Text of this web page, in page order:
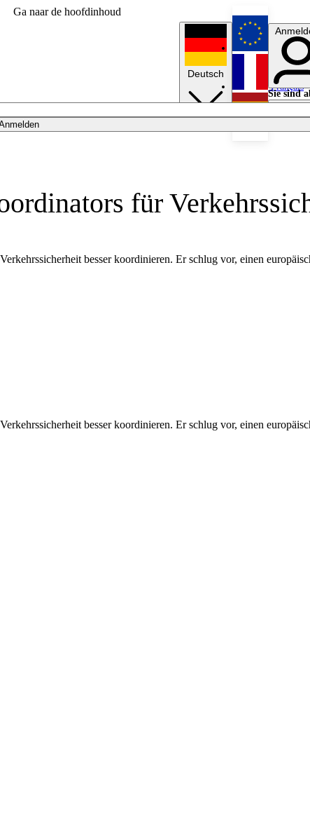
Ga naar de hoofdinhoud
Deutsch
English
Français
Sie sind
Licht aus
für
besser koordinieren. Er schlug vor, einen
besser koordinieren. Er schlug vor, einen